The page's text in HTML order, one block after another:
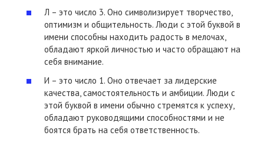
Л – это число 3. Оно символизирует творчество,
оптимизм и общительность. Люди с этой буквой в
имени способны находить радость в мелочах,
обладают яркой личностью и часто обращают на
себя внимание.
И – это число 1. Оно отвечает за лидерские
качества, самостоятельность и амбиции. Люди с
этой буквой в имени обычно стремятся к успеху,
обладают руководящими способностями и не
боятся брать на себя ответственность.